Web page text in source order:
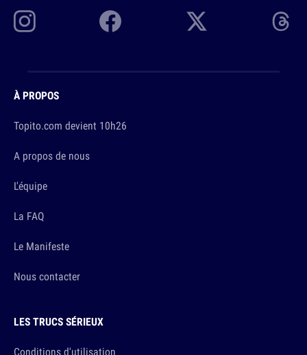
À PROPOS
Topito.com devient 10h26
A propos de nous
L'équipe
La FAQ
Le Manifeste
Nous contacter
LES TRUCS SÉRIEUX
Conditions d'utilisation